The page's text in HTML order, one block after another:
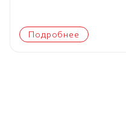
Подробнее